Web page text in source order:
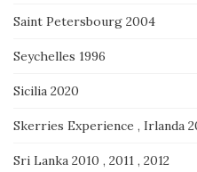
Saint Petersbourg 2004
Seychelles 1996
Sicilia 2020
Skerries Experience , Irlanda
Sri Lanka 2010 , 2011 , 2012